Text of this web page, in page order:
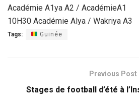
Académie A1ya A2 / AcadémieA1
10H30 Académie Alya / Wakriya A3
Tags: Guinée
Previous Post
Stages de football d’été à